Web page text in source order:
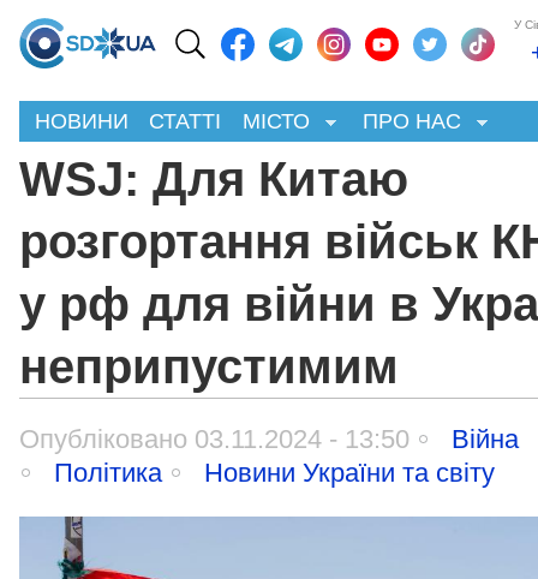
У
НОВИНИ СТАТТІ МІСТО ПРО НАС
WSJ: Для Китаю
розгортання військ
у рф для війни в
неприпустимим
Опубліковано 03.11.2024 - 13:50
Війна
Політика
Новини України та світу